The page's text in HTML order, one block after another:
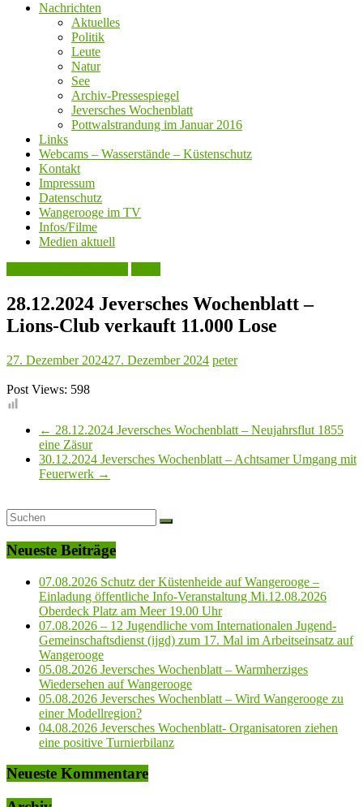
Nachrichten
Aktuelles
Politik
Leute
Natur
See
Archiv-Pressespiegel
Jeversches Wochenblatt
Pottwalstrandung im Januar 2016
Links
Webcams – Wasserstände – Küstenschutz
Kontakt
Impressum
Datenschutz
Wangerooge im TV
Infos/Filme
Medien aktuell
28.12.2024 Jeversches Wochenblatt –
Lions-Club verkauft 11.000 Lose
27. Dezember 202427. Dezember 2024 peter
Post Views: 598
← 28.12.2024 Jeversches Wochenblatt – Neujahrsflut 1855
eine Zäsur
30.12.2024 Jeversches Wochenblatt – Achtsamer Umgang mit
Feuerwerk →
Neueste Beiträge
07.08.2026 Schutz der Küstenheide auf Wangerooge –
Einladung öffentliche Info-Veranstaltung Mi.12.08.2026
Oberdeck Platz am Meer 19.00 Uhr
07.08.2026 – 12 Jugendliche vom Internationalen Jugend-
Gemeinschaftsdienst (ijgd) zum 17. Mal im Arbeitseinsatz auf
Wangerooge
05.08.2026 Jeversches Wochenblatt – Warmherziges
Wiedersehen auf Wangerooge
05.08.2026 Jeversches Wochenblatt – Wird Wangerooge zu
einer Modellregion?
04.08.2026 Jeversches Wochenblatt- Organisatoren ziehen
eine positive Turnierbilanz
Neueste Kommentare